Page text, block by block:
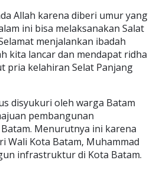
Allah karena diberi umur yang
ini bisa melaksanakan Salat
menjalankan ibadah
kita lancar dan mendapat ridha
pria kelahiran Selat Panjang
disyukuri oleh warga Batam
pembangunan
Menurutnya ini karena
Wali Kota Batam, Muhammad
infrastruktur di Kota Batam.